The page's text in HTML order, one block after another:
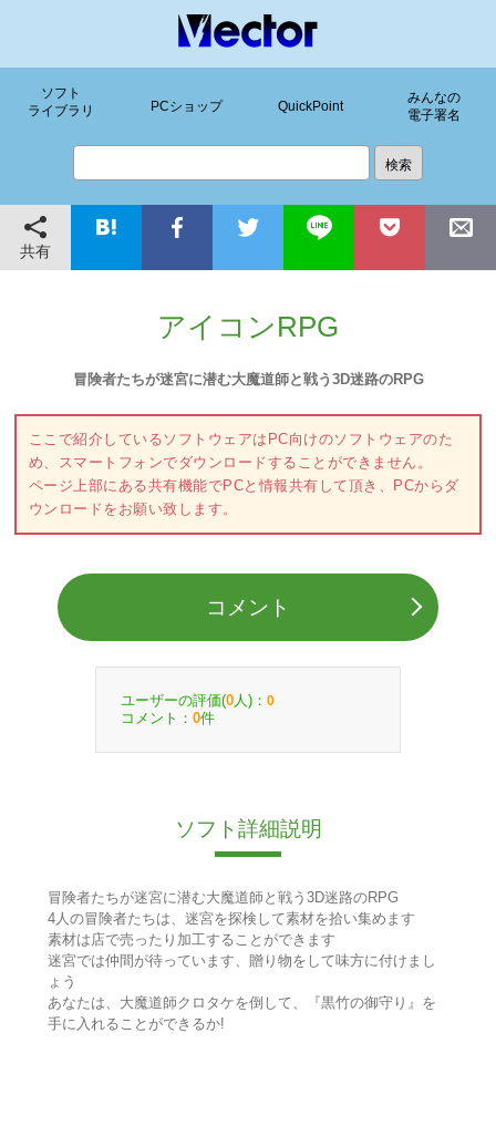
ソフト
ライブラリ
PCショップ QuickPoint
みんなの
電子署名
共有
アイコンRPG
冒険者たちが迷宮に潜む大魔道師と戦う3D迷路のRPG
ここで紹介しているソフトウェアはPC向けのソフトウェアのた
め、スマートフォンでダウンロードすることができません。
ページ上部にある共有機能でPCと情報共有して頂き、PCからダ
ウンロードをお願い致します。
コメント
ユーザーの評価(0 人)： 0
コメント： 0件
ソフト詳細説明
冒険者たちが迷宮に潜む大魔道師と戦う3D迷路のRPG
4人の冒険者たちは、迷宮を探検して素材を拾い集めます
素材は店で売ったり加工することができます
迷宮では仲間が待っています、贈り物をして味方に付けまし
ょう
あなたは、大魔道師クロタケを倒して、『黒竹の御守り』を
手に入れることができるか!